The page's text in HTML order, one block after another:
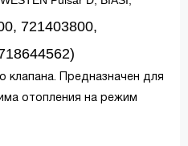
721403800,
клапана. Предназначен для
отопления на режим